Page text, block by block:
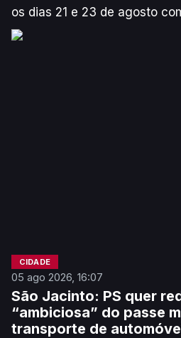
os dias 21 e 23 de agosto
que se que destacam os
CIDADE
05 ago 2026, 16:07
São Jacinto: PS quer
“ambiciosa” do passe
transporte de